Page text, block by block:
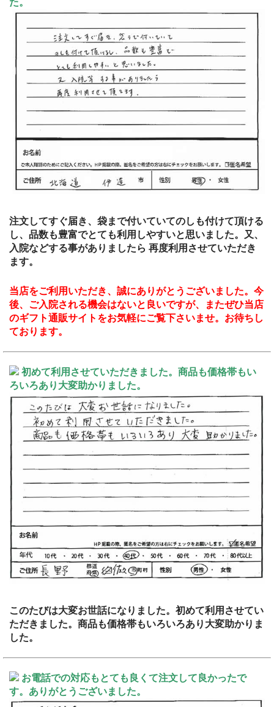
た。
注文してすぐ届き、袋まで付いていてのしも付けて頂ける
し、品数も豊富でとても利用しやすいと思いました。又、
入院などする事がありましたら 再度利用させていただき
ます。
当店をご利用いただき、誠にありがとうございました。今
後、ご入院される機会はないと良いですが、またぜひ当店
のギフト通販サイトをお気軽にご覧下さいませ。お待ちし
ております。
初めて利用させていただきました。商品も価格帯もい
ろいろあり大変助かりました。
このたびは大変お世話になりました。初めて利用させてい
ただきました。商品も価格帯もいろいろあり大変助かりま
した。
お電話での対応もとても良くて注文して良かったで
す。ありがとうございました。